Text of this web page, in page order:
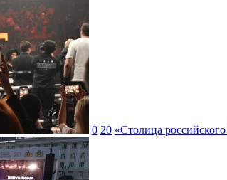
0 20 «Столица